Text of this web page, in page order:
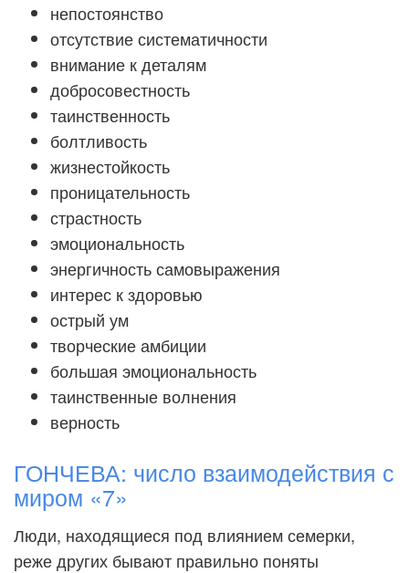
непостоянство
отсутствие систематичности
внимание к деталям
добросовестность
таинственность
болтливость
жизнестойкость
проницательность
страстность
эмоциональность
энергичность самовыражения
интерес к здоровью
острый ум
творческие амбиции
большая эмоциональность
таинственные волнения
верность
ГОНЧЕВА: число взаимодействия с
миром «7»
Люди, находящиеся под влиянием семерки,
реже других бывают правильно поняты